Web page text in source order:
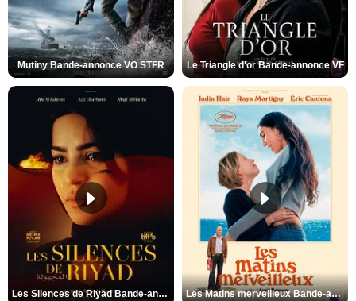
Mutiny Bande-annonce VO STFR Le Triangle d'or Bande-annonce VF
Les Silences de Riyad Bande-annonce VO STFR Les Matins merveilleux Bande-annonce VF